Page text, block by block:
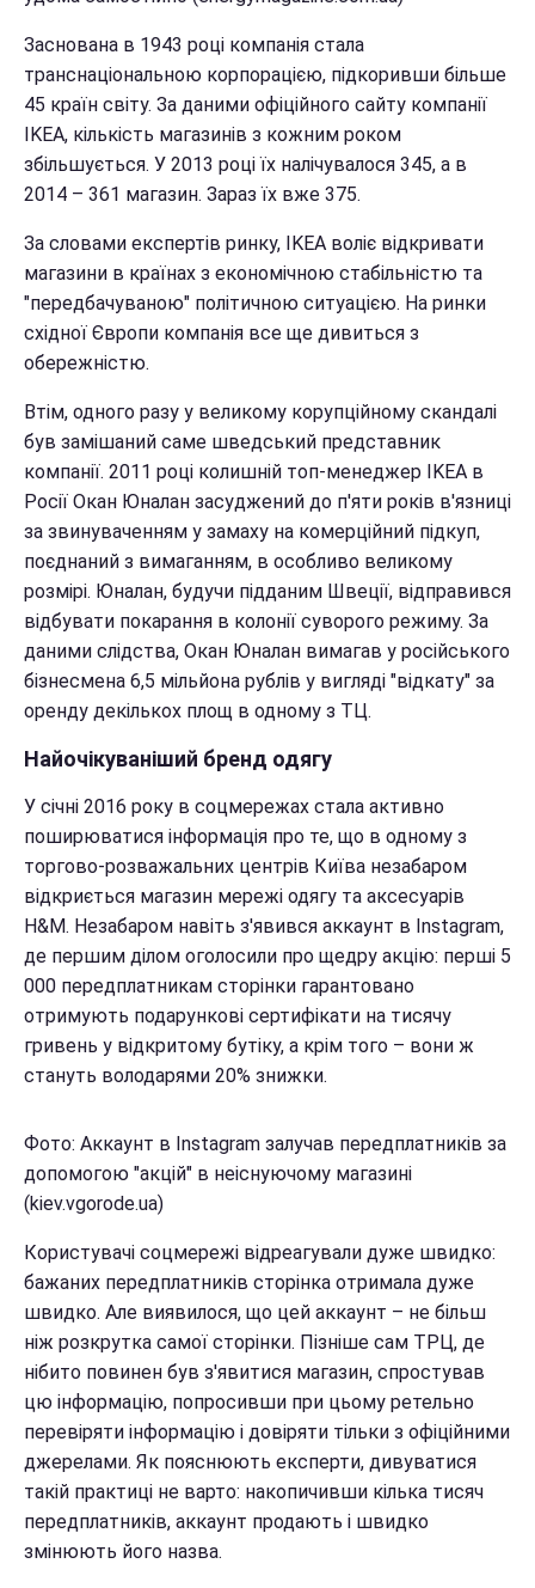
Заснована в 1943 році компанія стала
транснаціональною корпорацією, підкоривши більше
45 країн світу. За даними офіційного сайту компанії
IKEA, кількість магазинів з кожним роком
збільшується. У 2013 році їх налічувалося 345, а в
2014 – 361 магазин. Зараз їх вже 375.
За словами експертів ринку, IKEA воліє відкривати
магазини в країнах з економічною стабільністю та
"передбачуваною" політичною ситуацією. На ринки
східної Європи компанія все ще дивиться з
обережністю.
Втім, одного разу у великому корупційному скандалі
був замішаний саме шведський представник
компанії. 2011 році колишній топ-менеджер IKEA в
Росії Окан Юналан засуджений до п'яти років в'язниці
за звинуваченням у замаху на комерційний підкуп,
поєднаний з вимаганням, в особливо великому
розмірі. Юналан, будучи підданим Швеції, відправився
відбувати покарання в колонії суворого режиму. За
даними слідства, Окан Юналан вимагав у російського
бізнесмена 6,5 мільйона рублів у вигляді "відкату" за
оренду декількох площ в одному з ТЦ.
Найочікуваніший бренд одягу
У січні 2016 року в соцмережах стала активно
поширюватися інформація про те, що в одному з
торгово-розважальних центрів Київа незабаром
відкриється магазин мережі одягу та аксесуарів
H&M. Незабаром навіть з'явився аккаунт в Instagram,
де першим ділом оголосили про щедру акцію: перші 5
000 передплатникам сторінки гарантовано
отримують подарункові сертифікати на тисячу
гривень у відкритому бутіку, а крім того – вони ж
стануть володарями 20% знижки.
Фото: Аккаунт в Instagram залучав передплатників за
допомогою "акцій" в неіснуючому магазині
(kiev.vgorode.ua)
Користувачі соцмережі відреагували дуже швидко:
бажаних передплатників сторінка отримала дуже
швидко. Але виявилося, що цей аккаунт – не більш
ніж розкрутка самої сторінки. Пізніше сам ТРЦ, де
нібито повинен був з'явитися магазин, спростував
цю інформацію, попросивши при цьому ретельно
перевіряти інформацію і довіряти тільки з офіційними
джерелами. Як пояснюють експерти, дивуватися
такій практиці не варто: накопичивши кілька тисяч
передплатників, аккаунт продають і швидко
змінюють його назва.